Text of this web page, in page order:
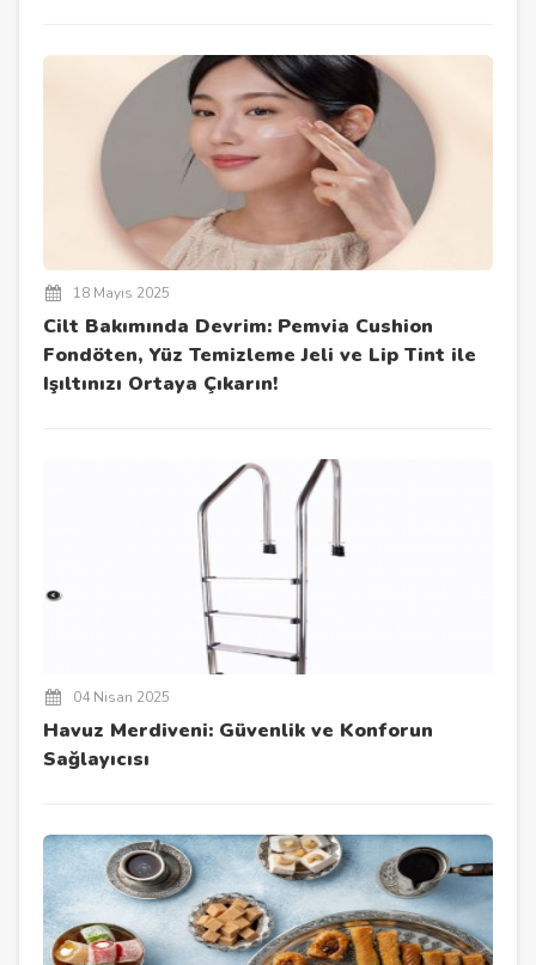
18 Mayıs 2025
Cilt Bakımında Devrim: Pemvia Cushion
Fondöten, Yüz Temizleme Jeli ve Lip Tint ile
Işıltınızı Ortaya Çıkarın!
04 Nisan 2025
Havuz Merdiveni: Güvenlik ve Konforun
Sağlayıcısı